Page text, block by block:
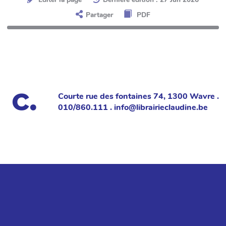
Partager
PDF
Courte rue des fontaines 74, 1300 Wavre .
010/860.111 . info@librairieclaudine.be